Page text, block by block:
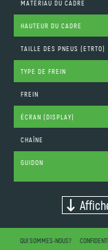
MATÉRIAU DU CADRE
HAUTEUR DU CADRE
TAILLE DES PNEUS (ETRTO)
TYPE DE FREIN
FREIN
ÉCRAN (DISPLAY)
CHAÎNE
GUIDON
QUI SOMMES-NOUS?